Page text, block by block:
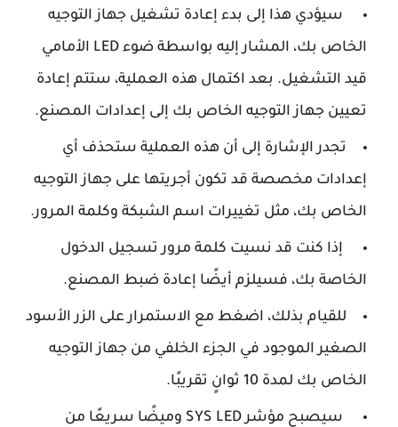
سيؤدي هذا إلى بدء إعادة تشغيل جهاز التوجيه
الخاص بك، المشار إليه بواسطة ضوء LED الأمامي
قيد التشغيل. بعد اكتمال هذه العملية، ستتم إعادة
تعيين جهاز التوجيه الخاص بك إلى إعدادات المصنع.
تجدر الإشارة إلى أن هذه العملية ستحذف أي
إعدادات مخصصة قد تكون أجريتها على جهاز التوجيه
الخاص بك، مثل تغييرات اسم الشبكة وكلمة المرور.
إذا كنت قد نسيت كلمة مرور تسجيل الدخول
الخاصة بك، فسيلزم أيضًا إعادة ضبط المصنع.
للقيام بذلك، اضغط مع الاستمرار على الزر الأسود
الصغير الموجود في الجزء الخلفي من جهاز التوجيه
الخاص بك لمدة 10 ثوانٍ تقريبًا.
سيصبح مؤشر SYS LED وميضًا سريعًا من